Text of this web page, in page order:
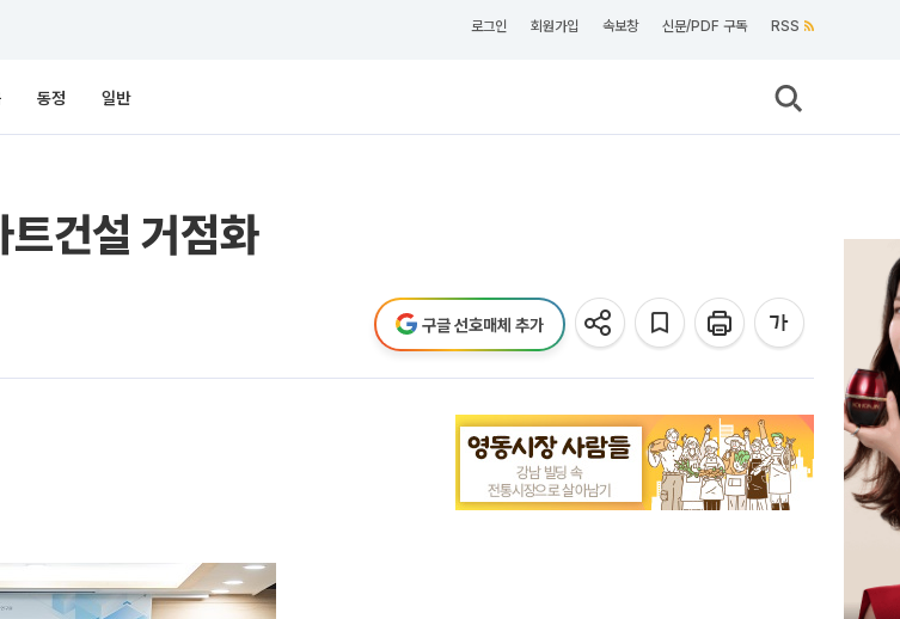
로그인 회원가입 속보창 신문/PDF 구독 RSS
동정 일반
건설 거점화
구글 선호매체 추가